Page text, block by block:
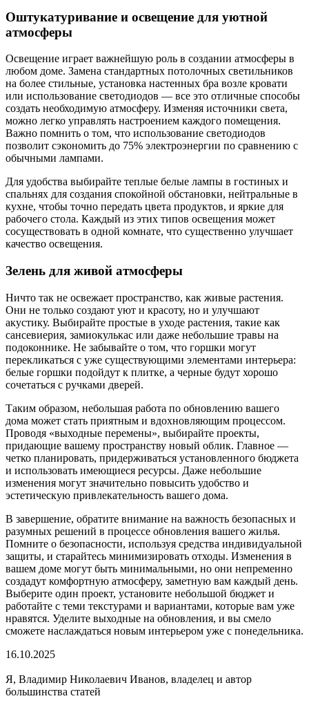
Оштукатуривание и освещение для уютной
атмосферы
Освещение играет важнейшую роль в создании атмосферы в
любом доме. Замена стандартных потолочных светильников
на более стильные, установка настенных бра возле кровати
или использование светодиодов — все это отличные способы
создать необходимую атмосферу. Изменяя источники света,
можно легко управлять настроением каждого помещения.
Важно помнить о том, что использование светодиодов
позволит сэкономить до 75% электроэнергии по сравнению с
обычными лампами.
Для удобства выбирайте теплые белые лампы в гостиных и
спальнях для создания спокойной обстановки, нейтральные в
кухне, чтобы точно передать цвета продуктов, и яркие для
рабочего стола. Каждый из этих типов освещения может
сосуществовать в одной комнате, что существенно улучшает
качество освещения.
Зелень для живой атмосферы
Ничто так не освежает пространство, как живые растения.
Они не только создают уют и красоту, но и улучшают
акустику. Выбирайте простые в уходе растения, такие как
сансевиерия, замиокулькас или даже небольшие травы на
подоконнике. Не забывайте о том, что горшки могут
перекликаться с уже существующими элементами интерьера:
белые горшки подойдут к плитке, а черные будут хорошо
сочетаться с ручками дверей.
Таким образом, небольшая работа по обновлению вашего
дома может стать приятным и вдохновляющим процессом.
Проводя «выходные перемены», выбирайте проекты,
придающие вашему пространству новый облик. Главное —
четко планировать, придерживаться установленного бюджета
и использовать имеющиеся ресурсы. Даже небольшие
изменения могут значительно повысить удобство и
эстетическую привлекательность вашего дома.
В завершение, обратите внимание на важность безопасных и
разумных решений в процессе обновления вашего жилья.
Помните о безопасности, используя средства индивидуальной
защиты, и старайтесь минимизировать отходы. Изменения в
вашем доме могут быть минимальными, но они непременно
создадут комфортную атмосферу, заметную вам каждый день.
Выберите один проект, установите небольшой бюджет и
работайте с теми текстурами и вариантами, которые вам уже
нравятся. Уделите выходные на обновления, и вы смело
сможете наслаждаться новым интерьером уже с понедельника.
16.10.2025
Я, Владимир Николаевич Иванов, владелец и автор
большинства статей